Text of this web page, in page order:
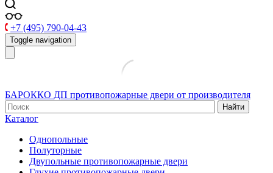
+7 (495) 790-04-43
Toggle navigation
БАРОККО ДП противопожарные двери от производителя
Найти
Каталог
Однопольные
Полуторные
Двупольные противопожарные двери